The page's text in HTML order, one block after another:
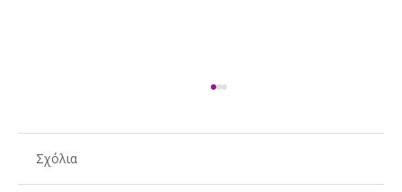
Σχόλια